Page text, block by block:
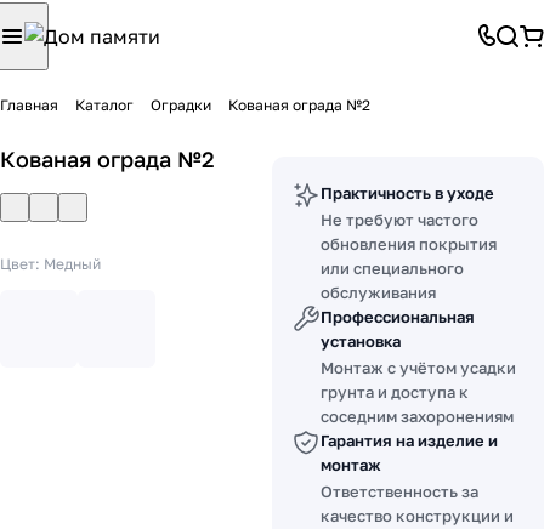
Главная Каталог Оградки Кованая ограда №2
Кованая ограда №2
Цвет: Медный
Практичность в уходе
Не требуют частого
обновления покрытия
или специального
обслуживания
Профессиональная
установка
Монтаж с учётом усадки
грунта и доступа к
соседним захоронениям
Гарантия на изделие и
монтаж
Ответственность за
качество конструкции и